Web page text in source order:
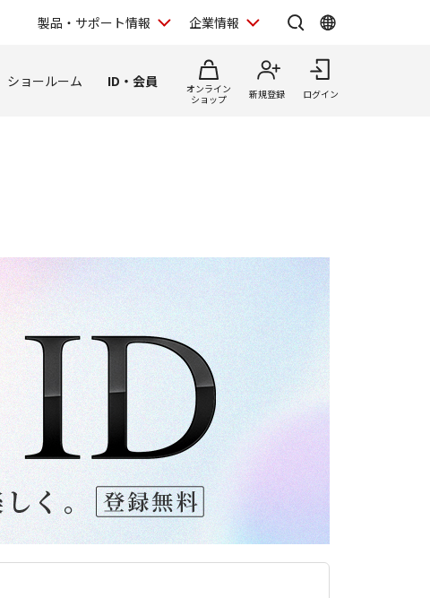
製品・サポート情報 企業情報
ショールーム ID・会員
オンライン
ショップ
新規登録 ログイン